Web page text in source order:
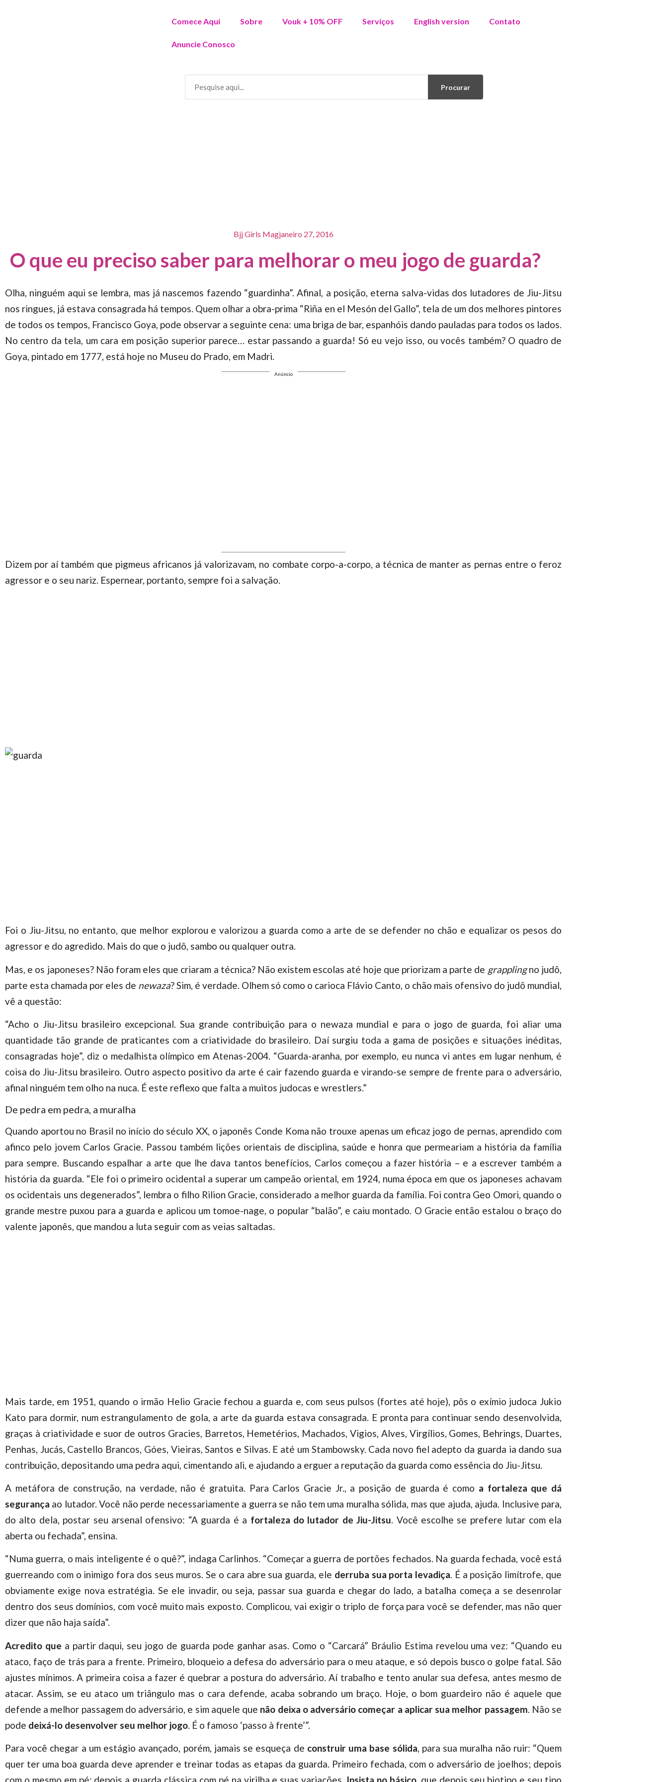
Comece Aqui Sobre Vouk + 10% OFF Serviços English version Contato
Anuncie Conosco
Procurar
Bjj Girls Magjaneiro 27, 2016
O que eu preciso saber para melhorar o meu jogo de guarda?
Olha, ninguém aqui se lembra, mas já nascemos fazendo “guardinha”. Afinal, a posição, eterna salva-vidas dos lutadores de Jiu-Jitsu
nos ringues, já estava consagrada há tempos. Quem olhar a obra-prima “Riña en el Mesón del Gallo”, tela de um dos melhores pintores
de todos os tempos, Francisco Goya, pode observar a seguinte cena: uma briga de bar, espanhóis dando pauladas para todos os lados.
No centro da tela, um cara em posição superior parece… estar passando a guarda! Só eu vejo isso, ou vocês também? O quadro de
Goya, pintado em 1777, está hoje no Museu do Prado, em Madri.
Anúncio
Dizem por aí também que pigmeus africanos já valorizavam, no combate corpo-a-corpo, a técnica de manter as pernas entre o feroz
agressor e o seu nariz. Espernear, portanto, sempre foi a salvação.
Foi o Jiu-Jitsu, no entanto, que melhor explorou e valorizou a guarda como a arte de se defender no chão e equalizar os pesos do
agressor e do agredido. Mais do que o judô, sambo ou qualquer outra.
Mas, e os japoneses? Não foram eles que criaram a técnica? Não existem escolas até hoje que priorizam a parte de grapplingno judô,
parte esta chamada por eles de newaza? Sim, é verdade. Olhem só como o carioca Flávio Canto, o chão mais ofensivo do judô mundial,
vê a questão:
“Acho o Jiu-Jitsu brasileiro excepcional. Sua grande contribuição para o newaza mundial e para o jogo de guarda, foi aliar uma
quantidade tão grande de praticantes com a criatividade do brasileiro. Daí surgiu toda a gama de posições e situações inéditas,
consagradas hoje”, diz o medalhista olímpico em Atenas-2004. “Guarda-aranha, por exemplo, eu nunca vi antes em lugar nenhum, é
coisa do Jiu-Jitsu brasileiro. Outro aspecto positivo da arte é cair fazendo guarda e virando-se sempre de frente para o adversário,
afinal ninguém tem olho na nuca. É este reflexo que falta a muitos judocas e wrestlers.”
De pedra em pedra, a muralha
Quando aportou no Brasil no início do século XX, o japonês Conde Koma não trouxe apenas um eficaz jogo de pernas, aprendido com
afinco pelo jovem Carlos Gracie. Passou também lições orientais de disciplina, saúde e honra que permeariam a história da família
para sempre. Buscando espalhar a arte que lhe dava tantos benefícios, Carlos começou a fazer história – e a escrever também a
história da guarda. “Ele foi o primeiro ocidental a superar um campeão oriental, em 1924, numa época em que os japoneses achavam
os ocidentais uns degenerados”, lembra o filho Rilion Gracie, considerado a melhor guarda da família. Foi contra Geo Omori, quando o
grande mestre puxou para a guarda e aplicou um tomoe-nage, o popular “balão”, e caiu montado. O Gracie então estalou o braço do
valente japonês, que mandou a luta seguir com as veias saltadas.
Mais tarde, em 1951, quando o irmão Helio Gracie fechou a guarda e, com seus pulsos (fortes até hoje), pôs o exímio judoca Jukio
Kato para dormir, num estrangulamento de gola, a arte da guarda estava consagrada. E pronta para continuar sendo desenvolvida,
graças à criatividade e suor de outros Gracies, Barretos, Hemetérios, Machados, Vigios, Alves, Virgílios, Gomes, Behrings, Duartes,
Penhas, Jucás, Castello Brancos, Góes, Vieiras, Santos e Silvas. E até um Stambowsky. Cada novo fiel adepto da guarda ia dando sua
contribuição, depositando uma pedra aqui, cimentando ali, e ajudando a erguer a reputação da guarda como essência do Jiu-Jitsu.
A metáfora de construção, na verdade, não é gratuita. Para Carlos Gracie Jr., a posição de guarda é como a fortaleza que dá
segurança ao lutador. Você não perde necessariamente a guerra se não tem uma muralha sólida, mas que ajuda, ajuda. Inclusive para,
do alto dela, postar seu arsenal ofensivo: “A guarda é a fortaleza do lutador de Jiu-Jitsu. Você escolhe se prefere lutar com ela
aberta ou fechada”, ensina.
“Numa guerra, o mais inteligente é o quê?”, indaga Carlinhos. “Começar a guerra de portões fechados. Na guarda fechada, você está
guerreando com o inimigo fora dos seus muros. Se o cara abre sua guarda, ele derruba sua porta levadiça. É a posição limítrofe, que
obviamente exige nova estratégia. Se ele invadir, ou seja, passar sua guarda e chegar do lado, a batalha começa a se desenrolar
dentro dos seus domínios, com você muito mais exposto. Complicou, vai exigir o triplo de força para você se defender, mas não quer
dizer que não haja saída”.
Acredito que a partir daqui, seu jogo de guarda pode ganhar asas. Como o “Carcará” Bráulio Estima revelou uma vez: “Quando eu
ataco, faço de trás para a frente. Primeiro, bloqueio a defesa do adversário para o meu ataque, e só depois busco o golpe fatal. São
ajustes mínimos. A primeira coisa a fazer é quebrar a postura do adversário. Aí trabalho e tento anular sua defesa, antes mesmo de
atacar. Assim, se eu ataco um triângulo mas o cara defende, acaba sobrando um braço. Hoje, o bom guardeiro não é aquele que
defende a melhor passagem do adversário, e sim aquele que não deixa o adversário começar a aplicar sua melhor passagem. Não se
pode deixá-lo desenvolver seu melhor jogo. É o famoso ‘passo à frente’”.
Para você chegar a um estágio avançado, porém, jamais se esqueça de construir uma base sólida, para sua muralha não ruir: “Quem
quer ter uma boa guarda deve aprender e treinar todas as etapas da guarda. Primeiro fechada, com o adversário de joelhos; depois